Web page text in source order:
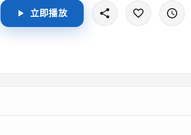
前去剌杀吴三桂，却接连失利，就在最后孤注一掷
女侠宁宁竟是吴三桂的小女儿吴奇！ 原来，陈园园
立即播放